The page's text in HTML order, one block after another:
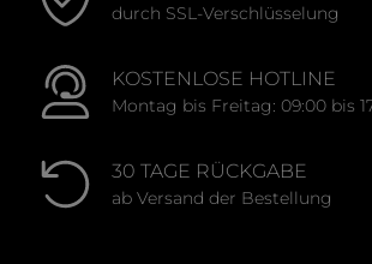
durch SSL-Verschlüsselung
KOSTENLOSE HOTLINE
Montag bis Freitag: 09:00 bis
30 TAGE RÜCKGABE
ab Versand der Bestellung